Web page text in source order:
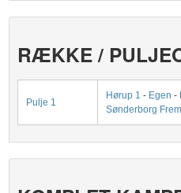
RÆKKE /
Pulje 1
Hørup 1 - Egen-
Sønderborg